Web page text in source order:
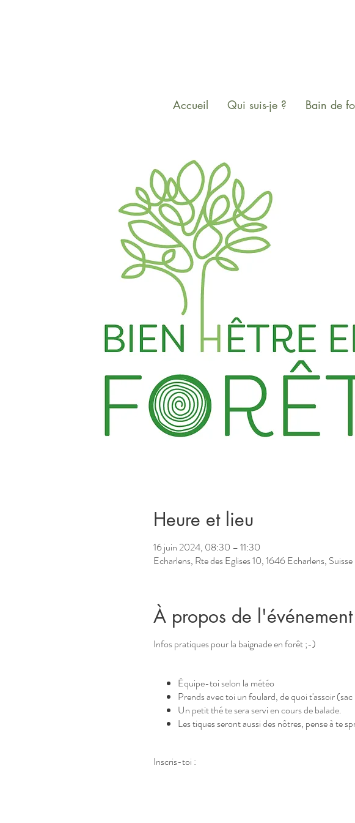
Accueil Qui suis-je ? Bain de
Heure et lieu
16 juin 2024, 08:30 – 11:30
Echarlens, Rte des Eglises 10, 1646 Echarlens, Suisse
À propos de l'événement
Infos pratiques pour la baignade en forêt ;-)
Équipe-toi selon la météo
Prends avec toi un foulard, de quoi t'assoir
Un petit thé te sera servi en cours de balade.
Les tiques seront aussi des nôtres, pense à te
Inscris-toi :